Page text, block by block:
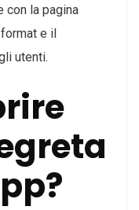
con la pagina
e il
utenti.